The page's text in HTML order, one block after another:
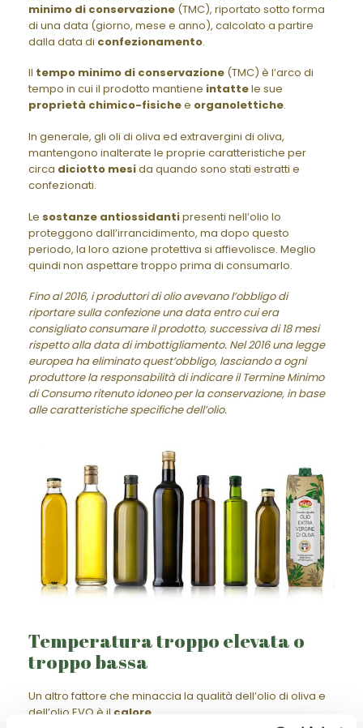
minimo di conservazione (TMC), riportato sotto forma
di una data (giorno, mese e anno), calcolato a partire
dalla data di confezionamento.
Il tempo minimo di conservazione (TMC) è l’arco di
tempo in cui il prodotto mantiene intattele sue
proprietà chimico-fisichee organolettiche.
In generale, gli oli di oliva ed extravergini di oliva,
mantengono inalterate le proprie caratteristiche per
circa diciotto mesida quando sono stati estratti e
confezionati.
Le sostanze antiossidantipresenti nell’olio lo
proteggono dall’irrancidimento, ma dopo questo
periodo, la loro azione protettiva si affievolisce. Meglio
quindi non aspettare troppo prima di consumarlo.
Fino al 2016, i produttori di olio avevano l’obbligo di
riportare sulla confezione una data entro cui era
consigliato consumare il prodotto, successiva di 18 mesi
rispetto alla data di imbottigliamento. Nel 2016 una legge
europea ha eliminato quest’obbligo, lasciando a ogni
produttore la responsabilità di indicare il Termine Minimo
di Consumo ritenuto idoneo per la conservazione, in base
alle caratteristiche specifiche dell’olio.
Temperatura troppo elevata o
troppo bassa
Un altro fattore che minaccia la qualità dell’olio di oliva e
dell’olio EVO è il calore